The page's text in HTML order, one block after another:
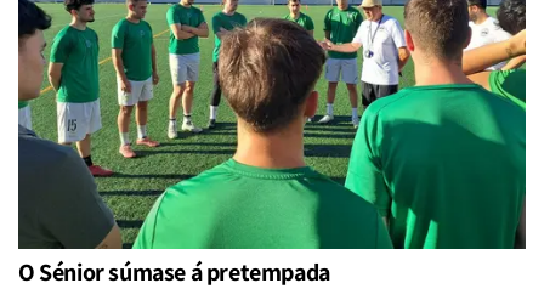
O Sénior súmase á pretempada